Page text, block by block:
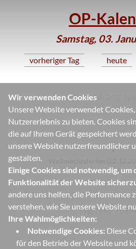
Wir verwenden Cookies
Unsere Website verwendet
Nutzererlebnis zu bieten. Cookies
die auf Ihrem Gerät gespeichert
unsere Website nutzerfreundlicher
gestalten.
Einige Cookies sind notwendig, um
Funktionalität der Website
andere uns helfen, die Performance
verstehen, wie Sie unsere Website
Ihre Wahlmöglichkeiten:
Notwendige Cookies: Diese
für den Betrieb der Website und
OP-
Samstag, 03.
vorheriger Tag heute
GANZTÄGIGE
WEITERE